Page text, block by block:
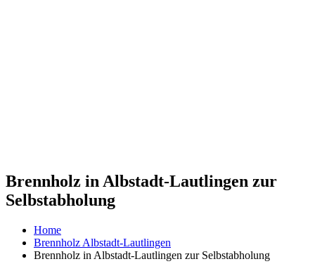
Brennholz in Albstadt-Lautlingen zur
Selbstabholung
Home
Brennholz Albstadt-Lautlingen
Brennholz in Albstadt-Lautlingen zur Selbstabholung